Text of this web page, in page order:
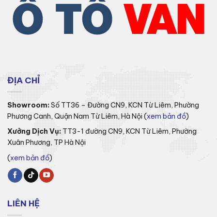
ĐỊA CHỈ
Showroom:Số TT36 – Đường CN9, KCN Từ Liêm, Phường
Phương Canh, Quận Nam Từ Liêm, Hà Nội (xem bản đồ)
Xưởng Dịch Vụ: TT3-1 đường CN9, KCN Từ Liêm, Phường
Xuân Phương, TP Hà Nội
(xem bản đồ)
LIÊN HỆ